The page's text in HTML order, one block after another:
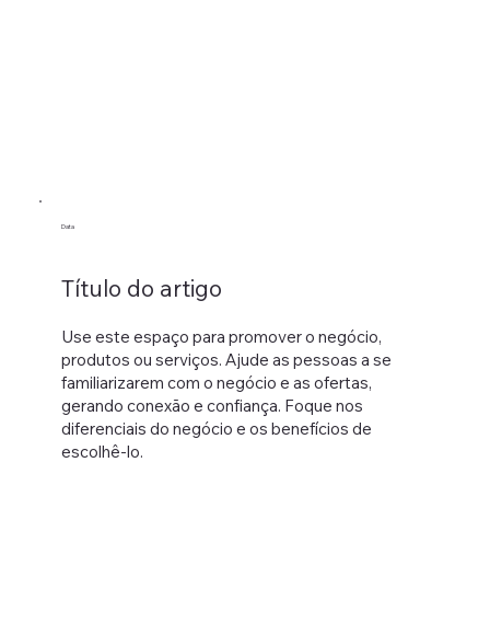
Use este espaço para promover o negócio,
produtos ou serviços. Ajude as pessoas a se
familiarizarem com o negócio e as ofertas,
gerando conexão e confiança. Foque nos
diferenciais do negócio e os benefícios de
escolhê-lo.
Título do artigo
Data